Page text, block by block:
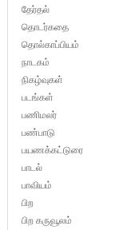
தேர்தல்
தொடர்கதை
தொல்காப்பியம்
நாடகம்
நிகழ்வுகள்
படங்கள்
பணிமலர்
பண்பாடு
பயணக்கட்டுரை
பாடல்
பாவியம்
பிற
பிற கருவூலம்